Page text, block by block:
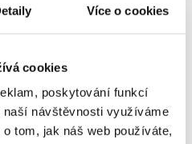
Více o cookies
cookies
poskytování funkcí
návštěvnosti využíváme
tom, jak náš web používáte,
Unce prevence stojí za libru
může odhalit problémy brzy.
mohou poskytnout cílená
je to ekonomicky
poruchám a udržuje